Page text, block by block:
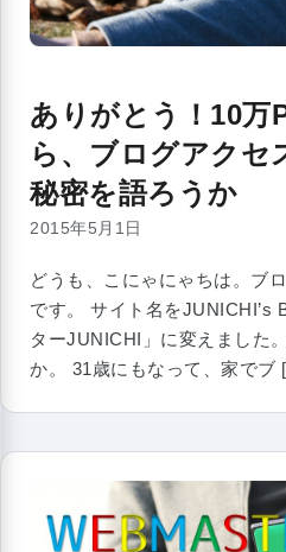
ありがとう！10万
ら、ブログアクセ
秘密を語ろうか
2015年5月1日
どうも、こにゃにゃちは。ブ
です。 サイト名をJUNICHI’s
ターJUNICHI」に変えました
か。 31歳にもなって、家でブ